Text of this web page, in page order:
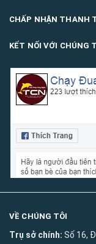
CHẤP NHẬN THANH
KẾT NỐI VỚI CHÚNG
VỀ CHÚNG TÔI
Trụ sở chính: Số 16,